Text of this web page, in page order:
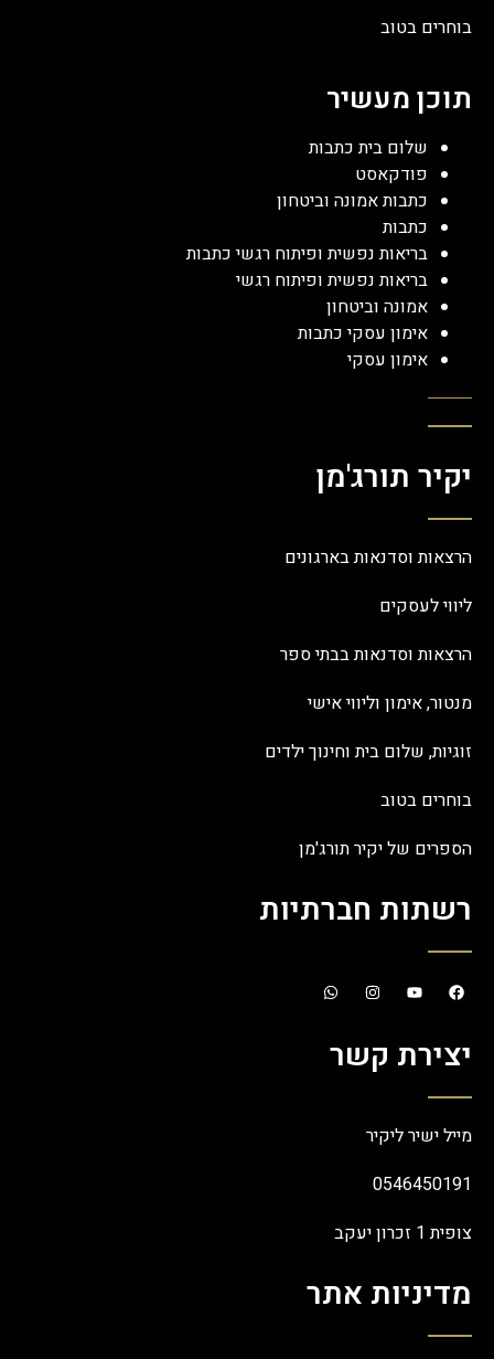
בוחרים בטוב
תוכן מעשיר
שלום בית כתבות
פודקאסט
כתבות אמונה וביטחון
כתבות
בריאות נפשית ופיתוח רגשי כתבות
בריאות נפשית ופיתוח רגשי
אמונה וביטחון
אימון עסקי כתבות
אימון עסקי
יקיר תורג'מן
הרצאות וסדנאות בארגונים
ליווי לעסקים
הרצאות וסדנאות בבתי ספר
מנטור, אימון וליווי אישי
זוגיות, שלום בית וחינוך ילדים
בוחרים בטוב
הספרים של יקיר תורג'מן
רשתות חברתיות
יצירת קשר
מייל ישיר ליקיר
0546450191
צופית 1 זכרון יעקב
מדיניות אתר